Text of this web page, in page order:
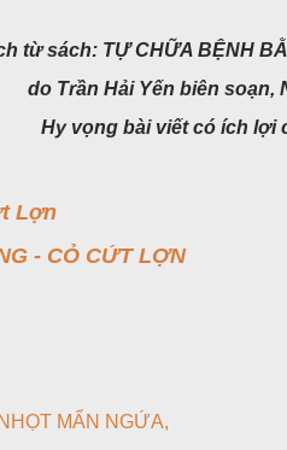
từ sách: TỰ CHỮA BỆNH
do Trần Hải Yến biên soạn,
Hy vọng bài viết có ích lợi
Lợn
- CỎ CỨT LỢN
MẨN NGỨA